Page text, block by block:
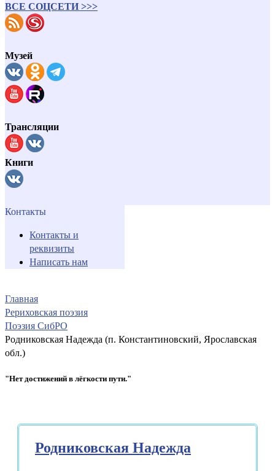
ВСЕ СОЦСЕТИ >>>
Музей
Трансляции
Книги
Контакты
Контакты и
реквизиты
Написать нам
Главная
Рериховская поэзия
Поэзия СибРО
Родниковская Надежда (п. Константиновский, Ярославская
обл.)
"Нет достижений в лёгкости пути."
Родниковская Надежда